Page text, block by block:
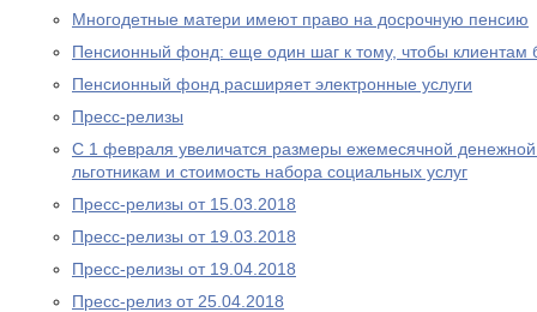
Многодетные матери имеют право на досрочную пенсию
Пенсионный фонд: еще один шаг к тому, чтобы клиентам
Пенсионный фонд расширяет электронные услуги
Пресс-релизы
С 1 февраля увеличатся размеры ежемесячной
льготникам и стоимость набора социальных услуг
Пресс-релизы от 15.03.2018
Пресс-релизы от 19.03.2018
Пресс-релизы от 19.04.2018
Пресс-релиз от 25.04.2018